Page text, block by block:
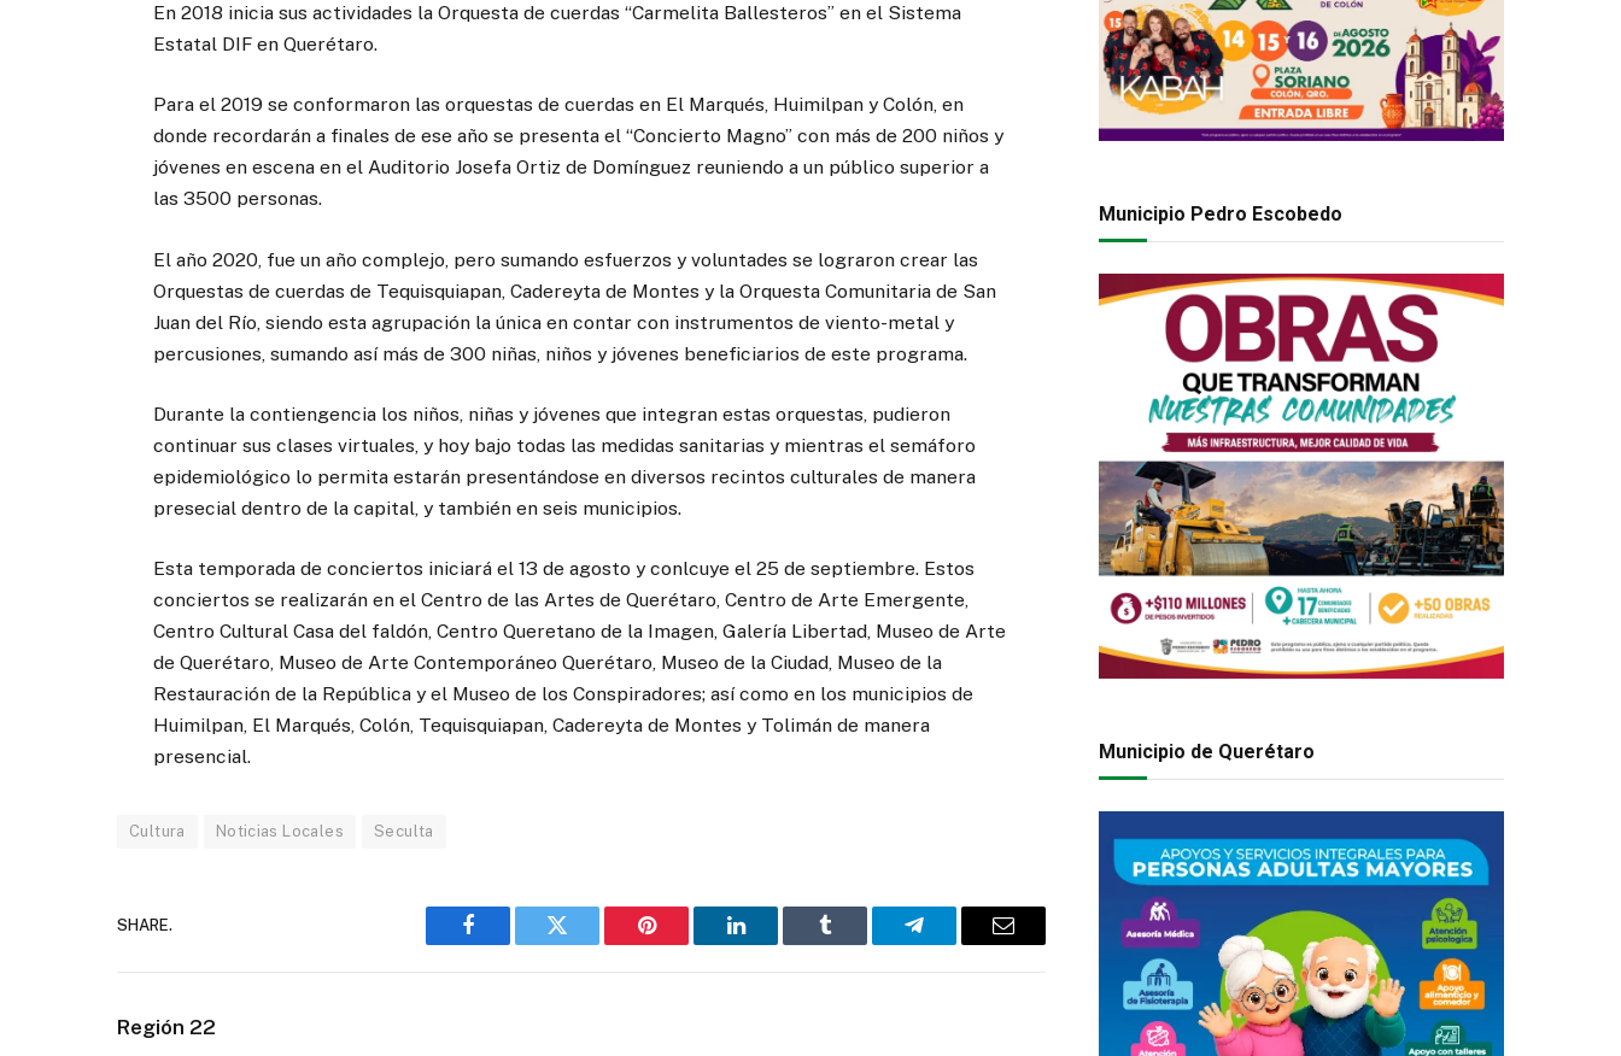
En 2018 inicia sus actividades la Orquesta de cuerdas “Carmelita Ballesteros” en el Sistema
Estatal DIF en Querétaro.
Para el 2019 se conformaron las orquestas de cuerdas en El Marqués, Huimilpan y Colón, en
donde recordarán a finales de ese año se presenta el “Concierto Magno” con más de 200 niños y
jóvenes en escena en el Auditorio Josefa Ortiz de Domínguez reuniendo a un público superior a
las 3500 personas.
El año 2020, fue un año complejo, pero sumando esfuerzos y voluntades se lograron crear las
Orquestas de cuerdas de Tequisquiapan, Cadereyta de Montes y la Orquesta Comunitaria de San
Juan del Río, siendo esta agrupación la única en contar con instrumentos de viento-metal y
percusiones, sumando así más de 300 niñas, niños y jóvenes beneficiarios de este programa.
Durante la contiengencia los niños, niñas y jóvenes que integran estas orquestas, pudieron
continuar sus clases virtuales, y hoy bajo todas las medidas sanitarias y mientras el semáforo
epidemiológico lo permita estarán presentándose en diversos recintos culturales de manera
presecial dentro de la capital, y también en seis municipios.
Esta temporada de conciertos iniciará el 13 de agosto y conlcuye el 25 de septiembre. Estos
conciertos se realizarán en el Centro de las Artes de Querétaro, Centro de Arte Emergente,
Centro Cultural Casa del faldón, Centro Queretano de la Imagen, Galería Libertad, Museo de Arte
de Querétaro, Museo de Arte Contemporáneo Querétaro, Museo de la Ciudad, Museo de la
Restauración de la República y el Museo de los Conspiradores; así como en los municipios de
Huimilpan, El Marqués, Colón, Tequisquiapan, Cadereyta de Montes y Tolimán de manera
presencial.
Cultura Noticias Locales Seculta
SHARE.
Facebook Twitter Pinterest LinkedIn Tumblr Telegram Email
Región 22
Municipio Pedro Escobedo
Municipio de Querétaro